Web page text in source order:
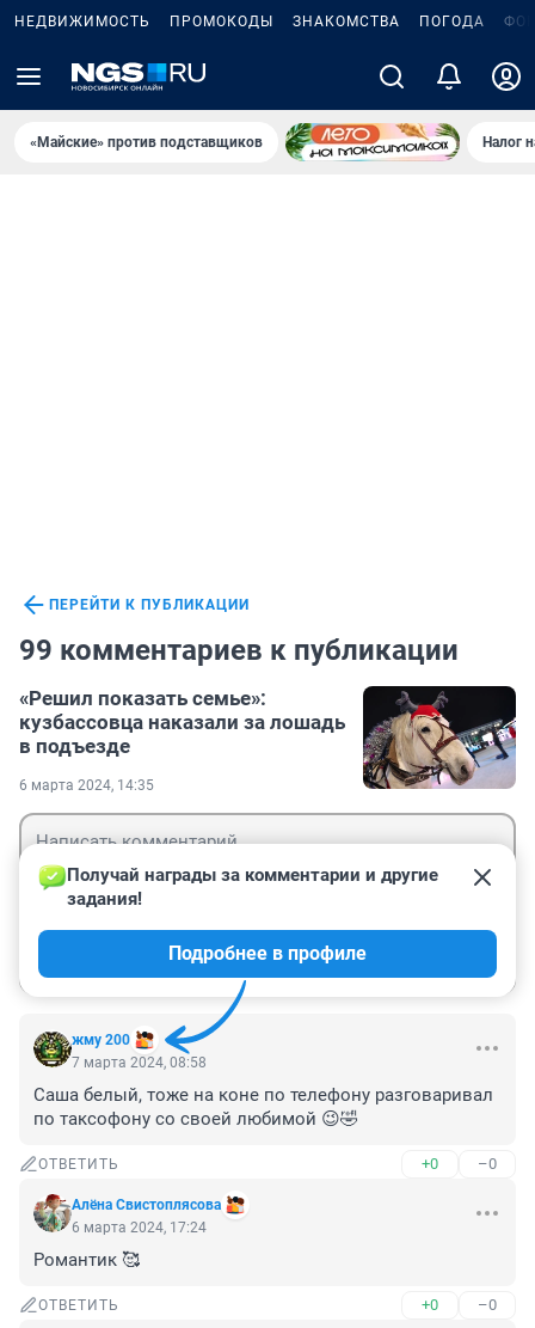
НЕДВИЖИМОСТЬ ПРОМОКОДЫ ЗНАКОМСТВА ПОГОДА
«Майские» против подставщиков Налог
ПЕРЕЙТИ К ПУБЛИКАЦИИ
99 комментариев к публикации
«Решил показать семье»:
кузбассовца наказали за лошадь
в подъезде
6 марта 2024, 14:35
жму 200
Получай награды за комментарии и другие
задания!
Подробнее в профиле
7 марта 2024, 08:58
Саша белый, тоже на коне по телефону разговаривал
по таксофону со своей любимой 😉🤣
ОТВЕТИТЬ +0 –0
Алёна Свистоплясова
6 марта 2024, 17:24
Романтик 🥰
ОТВЕТИТЬ +0 –0